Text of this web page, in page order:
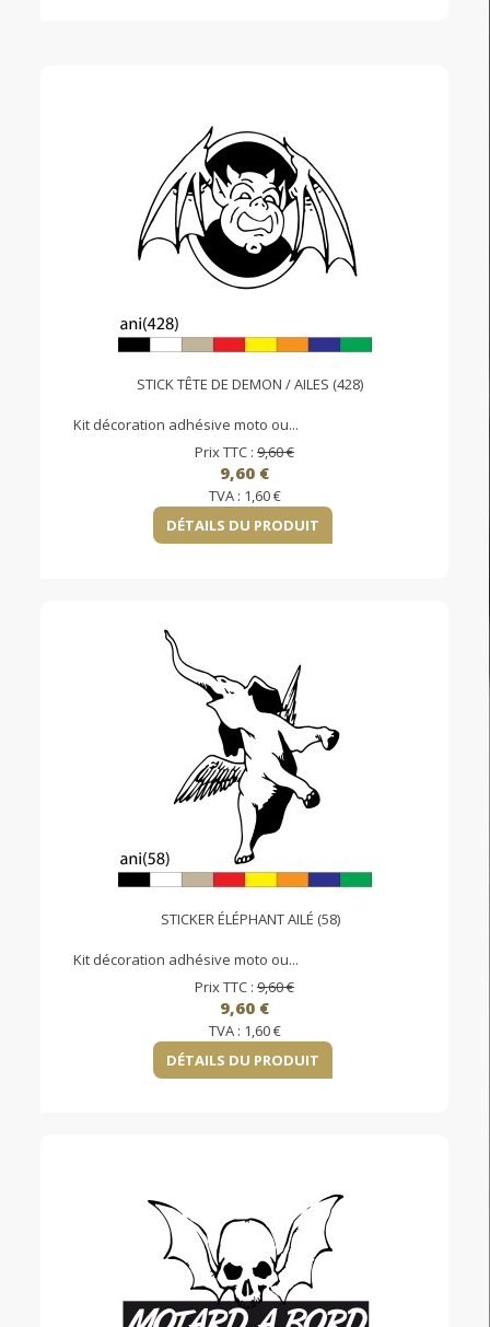
STICK TÊTE DE DEMON / AILES (428)
Kit décoration adhésive moto ou...
Prix TTC : 9,60 €
9,60 €
TVA : 1,60 €
DÉTAILS DU PRODUIT
STICKER ÉLÉPHANT AILÉ (58)
Kit décoration adhésive moto ou...
Prix TTC : 9,60 €
9,60 €
TVA : 1,60 €
DÉTAILS DU PRODUIT